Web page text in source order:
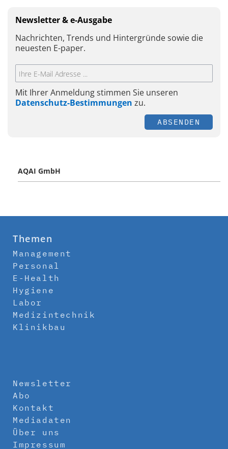
Newsletter & e-Ausgabe
Nachrichten, Trends und Hintergründe sowie die
neuesten E-paper.
Mit Ihrer Anmeldung stimmen Sie unseren
Datenschutz-Bestimmungen zu.
ABSENDEN
AQAI GmbH
Themen
Management
Personal
E-Health
Hygiene
Labor
Medizintechnik
Klinikbau
Newsletter
Abo
Kontakt
Mediadaten
Über uns
Impressum